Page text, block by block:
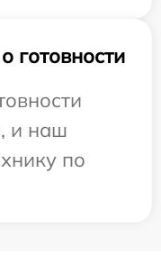
готовности
и наш
по